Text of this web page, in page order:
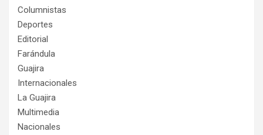
Columnistas
Deportes
Editorial
Farándula
Guajira
Internacionales
La Guajira
Multimedia
Nacionales